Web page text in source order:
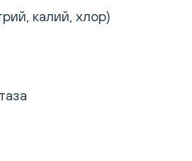
калий, хлор)